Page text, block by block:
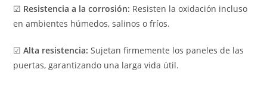
☑ Resistencia a la corrosión: Resisten la oxidación incluso
en ambientes húmedos, salinos o fríos.
☑Alta resistencia: Sujetan firmemente los paneles de las
puertas, garantizando una larga vida útil.